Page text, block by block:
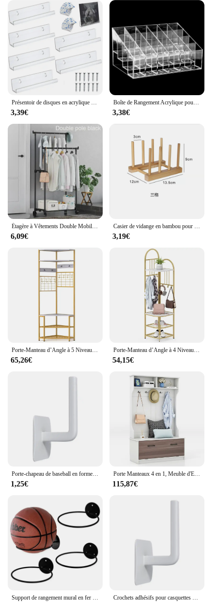
Présentoir de disques en acrylique de 12 pouces, support mural transparent pour disques vinyles, étagère de rangement pour Albums de disques LP, 2/6/8 pièces
3,39€
Boîte de Rangement Acrylique pour Rouge à Lèvres et Verhéritage à Ongles, Présentoir à Bijoux T1, 24 Grilles
3,38€
Étagère à Vêtements Double Mobile T1, Cintres de Rangement Télescopiques Simples sur Pied, pour Chambre à Coucher
6,09€
Casier de vidange en bambou pour assiettes et planches à découper, assiette en bois, vaisselle T1, niveau de cuisine T1, assiette standard, couvercle de pot, bricolage, 2024
3,19€
Porte-Manteau d’Angle à 5 Niveaux avec Banc de Rangement pour Chaussures, 12 Crochets en Métal, Porte-Vêtements Autoportant, pour Salon, Chambre, Couloir, Marron Rustique/Blanc et Doré
65,26€
Porte-Manteau d’Angle à 4 Niveaux avec Rangement pour Chaussures, 6 Crochets Amovibles, Etagère à Chaussures de 180 cm de Haut, Porte-Vêtements Autoportant, pour Salon, Chambre, Couloir
54,15€
Porte-chapeau de baseball en forme de L, organisateur de chapeau mural, gain de place, supports, crochets, évaluation, T1
1,25€
Porte Manteaux 4 en 1, Meuble d'Entrée avec Banc à Chaussures à Porte, 5 Crochets, 4 Compartiments, Vestiaire pour Salon, Entrée, Couloir, 100 x 40 x 160 cm
115,87€
Support de rangement mural en fer pour basket-Ball, Football, volley-Ball, support de rangement mural pour balles Crochets adhésifs pour casquettes de baseball, chapeau T1, cintre mural, casquette de rangement, porte-chapeau pour porte et Cisco